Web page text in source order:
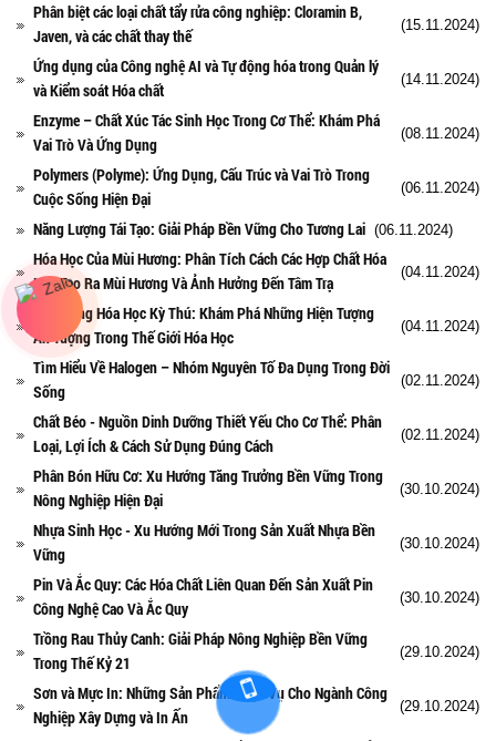
Phân biệt các loại chất tẩy rửa công nghiệp: Cloramin B,
Javen, và các chất thay thế
(15.11.2024)
Ứng dụng của Công nghệ AI và Tự động hóa trong Quản lý
và Kiểm soát Hóa chất
(14.11.2024)
Enzyme – Chất Xúc Tác Sinh Học Trong Cơ Thể: Khám Phá
Vai Trò Và Ứng Dụng
(08.11.2024)
Polymers (Polyme): Ứng Dụng, Cấu Trúc và Vai Trò Trong
Cuộc Sống Hiện Đại
(06.11.2024)
Năng Lượng Tái Tạo: Giải Pháp Bền Vững Cho Tương Lai (06.11.2024)
Hóa Học Của Mùi Hương: Phân Tích Cách Các Hợp Chất Hóa
Học Tạo Ra Mùi Hương Và Ảnh Hưởng Đến Tâm Trạ
(04.11.2024)
Phản Ứng Hóa Học Kỳ Thú: Khám Phá Những Hiện Tượng
Ấn Tượng Trong Thế Giới Hóa Học
(04.11.2024)
Tìm Hiểu Về Halogen – Nhóm Nguyên Tố Đa Dụng Trong Đời
Sống
(02.11.2024)
Chất Béo - Nguồn Dinh Dưỡng Thiết Yếu Cho Cơ Thể: Phân
Loại, Lợi Ích & Cách Sử Dụng Đúng Cách
(02.11.2024)
Phân Bón Hữu Cơ: Xu Hướng Tăng Trưởng Bền Vững Trong
Nông Nghiệp Hiện Đại
(30.10.2024)
Nhựa Sinh Học - Xu Hướng Mới Trong Sản Xuất Nhựa Bền
Vững
(30.10.2024)
Pin Và Ắc Quy: Các Hóa Chất Liên Quan Đến Sản Xuất Pin
Công Nghệ Cao Và Ắc Quy
(30.10.2024)
Trồng Rau Thủy Canh: Giải Pháp Nông Nghiệp Bền Vững
Trong Thế Kỷ 21
(29.10.2024)
Sơn và Mực In: Những Sản Phẩm Phục Vụ Cho Ngành Công
Nghiệp Xây Dựng và In Ấn
(29.10.2024)